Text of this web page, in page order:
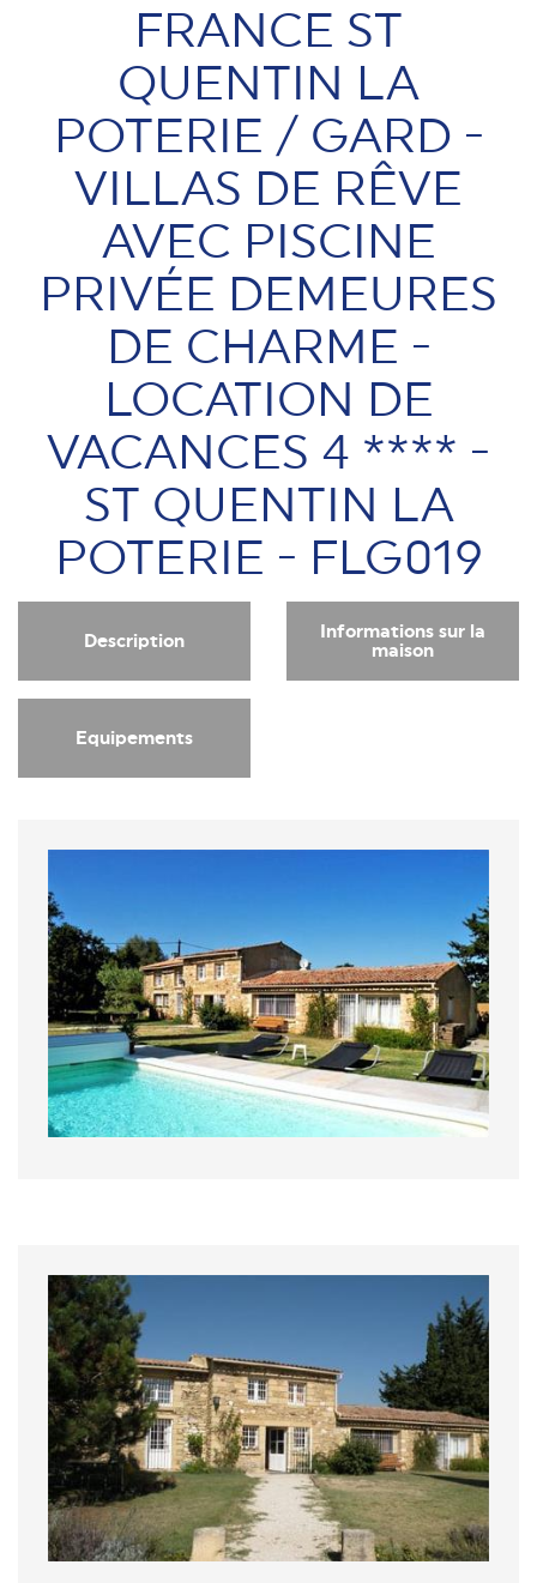
FRANCE ST
QUENTIN LA
POTERIE / GARD -
VILLAS DE RÊVE
AVEC PISCINE
PRIVÉE DEMEURES
DE CHARME -
LOCATION DE
VACANCES 4 **** -
ST QUENTIN LA
POTERIE - FLG019
Description
Informations sur la
maison
Equipements